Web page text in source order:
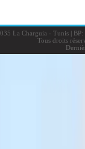
La Charguia - Tunis |BP:
Tous droits